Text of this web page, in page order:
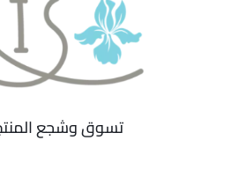
تسوق وشجع